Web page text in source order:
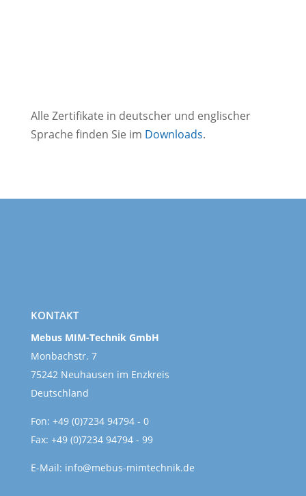
Alle Zertifikate in deutscher und englischer
Sprache finden Sie im Downloads.
KONTAKT
Mebus MIM-Technik GmbH
Monbachstr. 7
75242 Neuhausen im Enzkreis
Deutschland
Fon: +49 (0)7234 94794 - 0
Fax: +49 (0)7234 94794 - 99
E-Mail: info@mebus-mimtechnik.de